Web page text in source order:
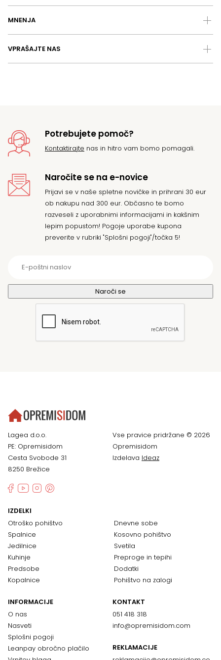
MNENJA
VPRAŠAJTE NAS
Potrebujete pomoč?
Kontaktirajte nas in hitro vam bomo pomagali.
Naročite se na e-novice
Prijavi se v naše spletne novičke in prihrani 30 eur
ob nakupu nad 300 eur. Občasno te bomo
razveseli z uporabnimi informacijami in kakšnim
lepim popustom! Pogoje uporabe kupona
preverite v rubriki "Splošni pogoji"/točka 5!
Lagea d.o.o.
PE: Opremisidom
Cesta Svobode 31
8250 Brežice
Vse pravice pridržane © 2026
Opremisidom
Izdelava Ideaz
IZDELKI
Otroško pohištvo
Spalnice
Jedilnice
Kuhinje
Predsobe
Kopalnice
Dnevne sobe
Kosovno pohištvo
Svetila
Preproge in tepihi
Dodatki
Pohištvo na zalogi
INFORMACIJE
O nas
Nasveti
Splošni pogoji
Leanpay obročno plačilo
KONTAKT
051 418 318
info@opremisidom.com
REKLAMACIJE